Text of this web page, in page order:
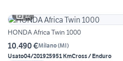
12
HONDA Africa Twin 1000
10.490 €Milano(MI)
Usato04/201925951 KmCross / Enduro